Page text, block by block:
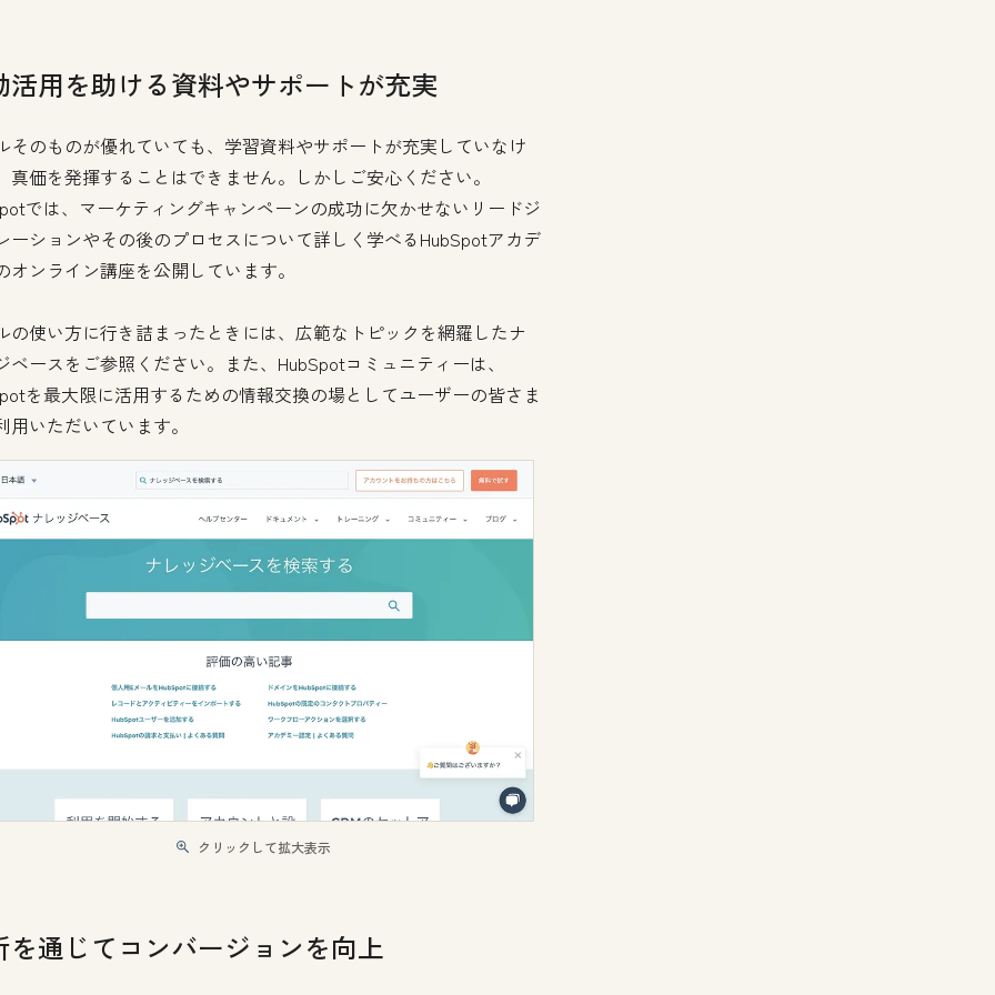
活用を助ける資料やサポートが充実
そのものが優れていても、学習資料やサポートが充実していなけ
真価を発揮することはできません。しかしご安心ください。
では、マーケティングキャンペーンの成功に欠かせないリードジ
ーションやその後のプロセスについて詳しく学べるHubSpotアカデ
オンライン講座を公開しています。
の使い方に行き詰まったときには、広範なトピックを網羅したナ
ベースをご参照ください。また、HubSpotコミュニティーは、
を最大限に活用するための情報交換の場としてユーザーの皆さま
用いただいています。
クリックして拡大表示
を通じてコンバージョンを向上